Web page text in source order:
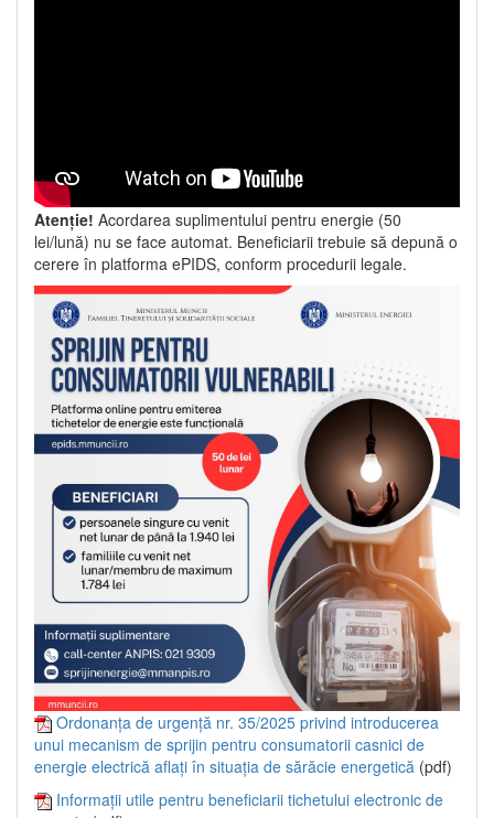
Atenție! Acordarea suplimentului pentru energie (50
lei/lună) nu se face automat. Beneficiarii trebuie să depună o
cerere în platforma ePIDS, conform procedurii legale.
Ordonanța de urgență nr. 35/2025 privind introducerea
unui mecanism de sprijin pentru consumatorii casnici de
energie electrică aflați în situația de sărăcie energetică (pdf)
Informații utile pentru beneficiarii tichetului electronic de